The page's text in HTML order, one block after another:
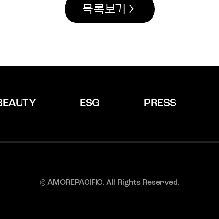
목록보기
ESG PRESS
© AMOREPACIFIC. All Rights Reserved.